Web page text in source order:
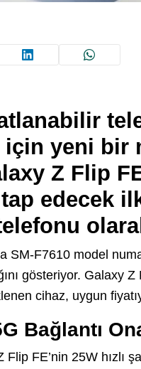
yeni bir
Z Flip
edecek
SM-F7610 model
gösteriyor. Galaxy
cihaz, uygun
Bağlantı
FE’nin 25W hızlı